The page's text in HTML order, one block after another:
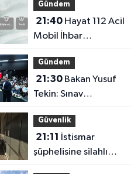
Gündem
21:40
Mobil İhbar
Uygulaması İçin Kamu
Spotu Yayında!
Gündem
21:30
Tekin: Sınav
Sisteminde Değişiklik
Yok, Sorular Yeni
Müfredata Uygun
Olacak
Güvenlik
21:11
şüphelisine silahlı
saldırı